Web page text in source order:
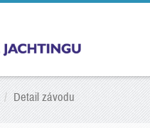
Detail závodu